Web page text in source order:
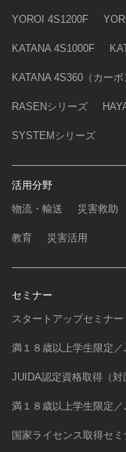
YOROI 4S1200F
KATANA 4S1000F
KATANA 4S360（カーボ
RASENシリーズ
SYSTEMシリーズ
活用分野
物流・輸送
災害救助
教育 災害活用
セミナー
スタートアップセミナー
満１８歳以上学生限定／
JUIDA認定資格取得（対
満１８歳以上学生限定／
国家ライセンス取得セミ